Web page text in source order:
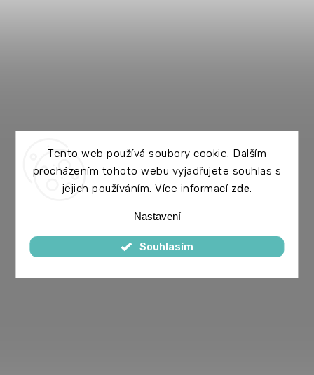
Tento web používá soubory cookie. Dalším
procházením tohoto webu vyjadřujete souhlas s
jejich používáním. Více informací zde.
Nastavení
Souhlasím